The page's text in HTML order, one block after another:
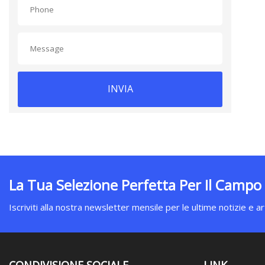
INVIA
La Tua Selezione Perfetta Per Il
Iscriviti alla nostra newsletter mensile per le ultime notizie e